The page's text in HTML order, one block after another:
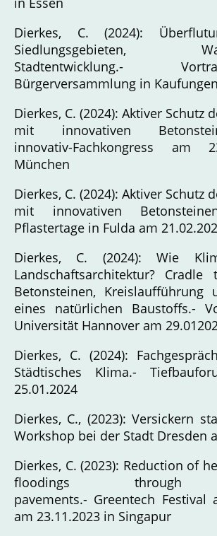
Dierkes, C. (2024):
Siedlungsgebieten,
Stadtentwicklung.-
Bürgerversammlung in Kaufungen
Dierkes, C. (2024): Aktiver Schutz
mit innovativen
innovativ-Fachkongress am
München
Dierkes, C. (2024): Aktiver Schutz
mit innovativen
Pflastertage in Fulda am
Dierkes, C. (2024): Wie
Landschaftsarchitektur?
Betonsteinen, Kreislaufführung
eines natürlichen Baustoffs.-
Universität Hannover am
Dierkes, C. (2024):
Städtisches Klima.-
25.01.2024
Dierkes, C., (2023): Versickern
Workshop bei der Stadt Dresden
Dierkes, C. (2023): Reduction of
floodings through
pavements.- Greentech Festival
am 23.11.2023 in Singapur